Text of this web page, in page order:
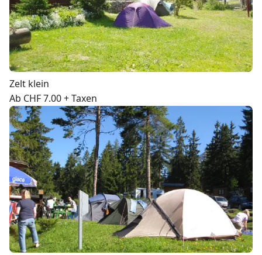
Zelt klein
Ab CHF 7.00 + Taxen